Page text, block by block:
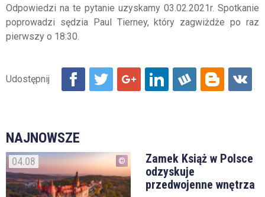
Odpowiedzi na te pytanie uzyskamy 03.02.2021r. Spotkanie
poprowadzi sędzia Paul Tierney, który zagwiżdże po raz
pierwszy o 18:30.
NAJNOWSZE
04.08
Zamek Książ w Polsce
odzyskuje
przedwojenne wnętrza